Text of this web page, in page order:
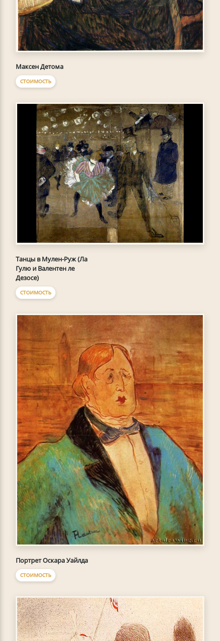
Максен Детома
СТОИМОСТЬ
Танцы в Мулен-Руж (Ла
Гулю и Валентен ле
Дезосе)
СТОИМОСТЬ
Портрет Оскара Уайлда
СТОИМОСТЬ